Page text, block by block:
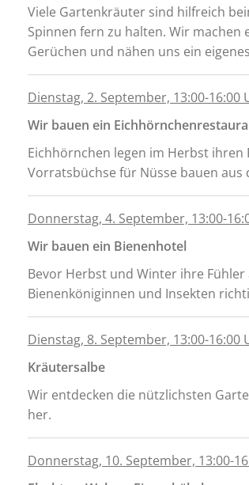
Viele Gartenkräuter sind hilfreich
Spinnen fern zu halten. Wir
Gerüchen und nähen uns ein
Dienstag, 2. September, 13:00-16:00
Wir bauen ein
Eichhörnchen legen im Herbst
Vorratsbüchse für Nüsse bauen
Donnerstag, 4. September, 13:00-
Wir bauen ein Bienenhotel
Bevor Herbst und Winter ihre
Bienenköniginnen und Insekten
Dienstag, 8. September, 13:00-16:00
Kräutersalbe
Wir entdecken die nützlichsten
her.
Donnerstag, 10. September, 13:00-